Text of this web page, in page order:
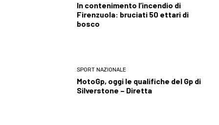
In contenimento l’incendio di
Firenzuola: bruciati 50 ettari di
bosco
SPORT NAZIONALE
MotoGp, oggi le qualifiche del Gp di
Silverstone – Diretta